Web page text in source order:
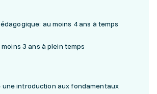
au moins 4 ans à temps
3 ans à plein temps
introduction aux fondamentaux